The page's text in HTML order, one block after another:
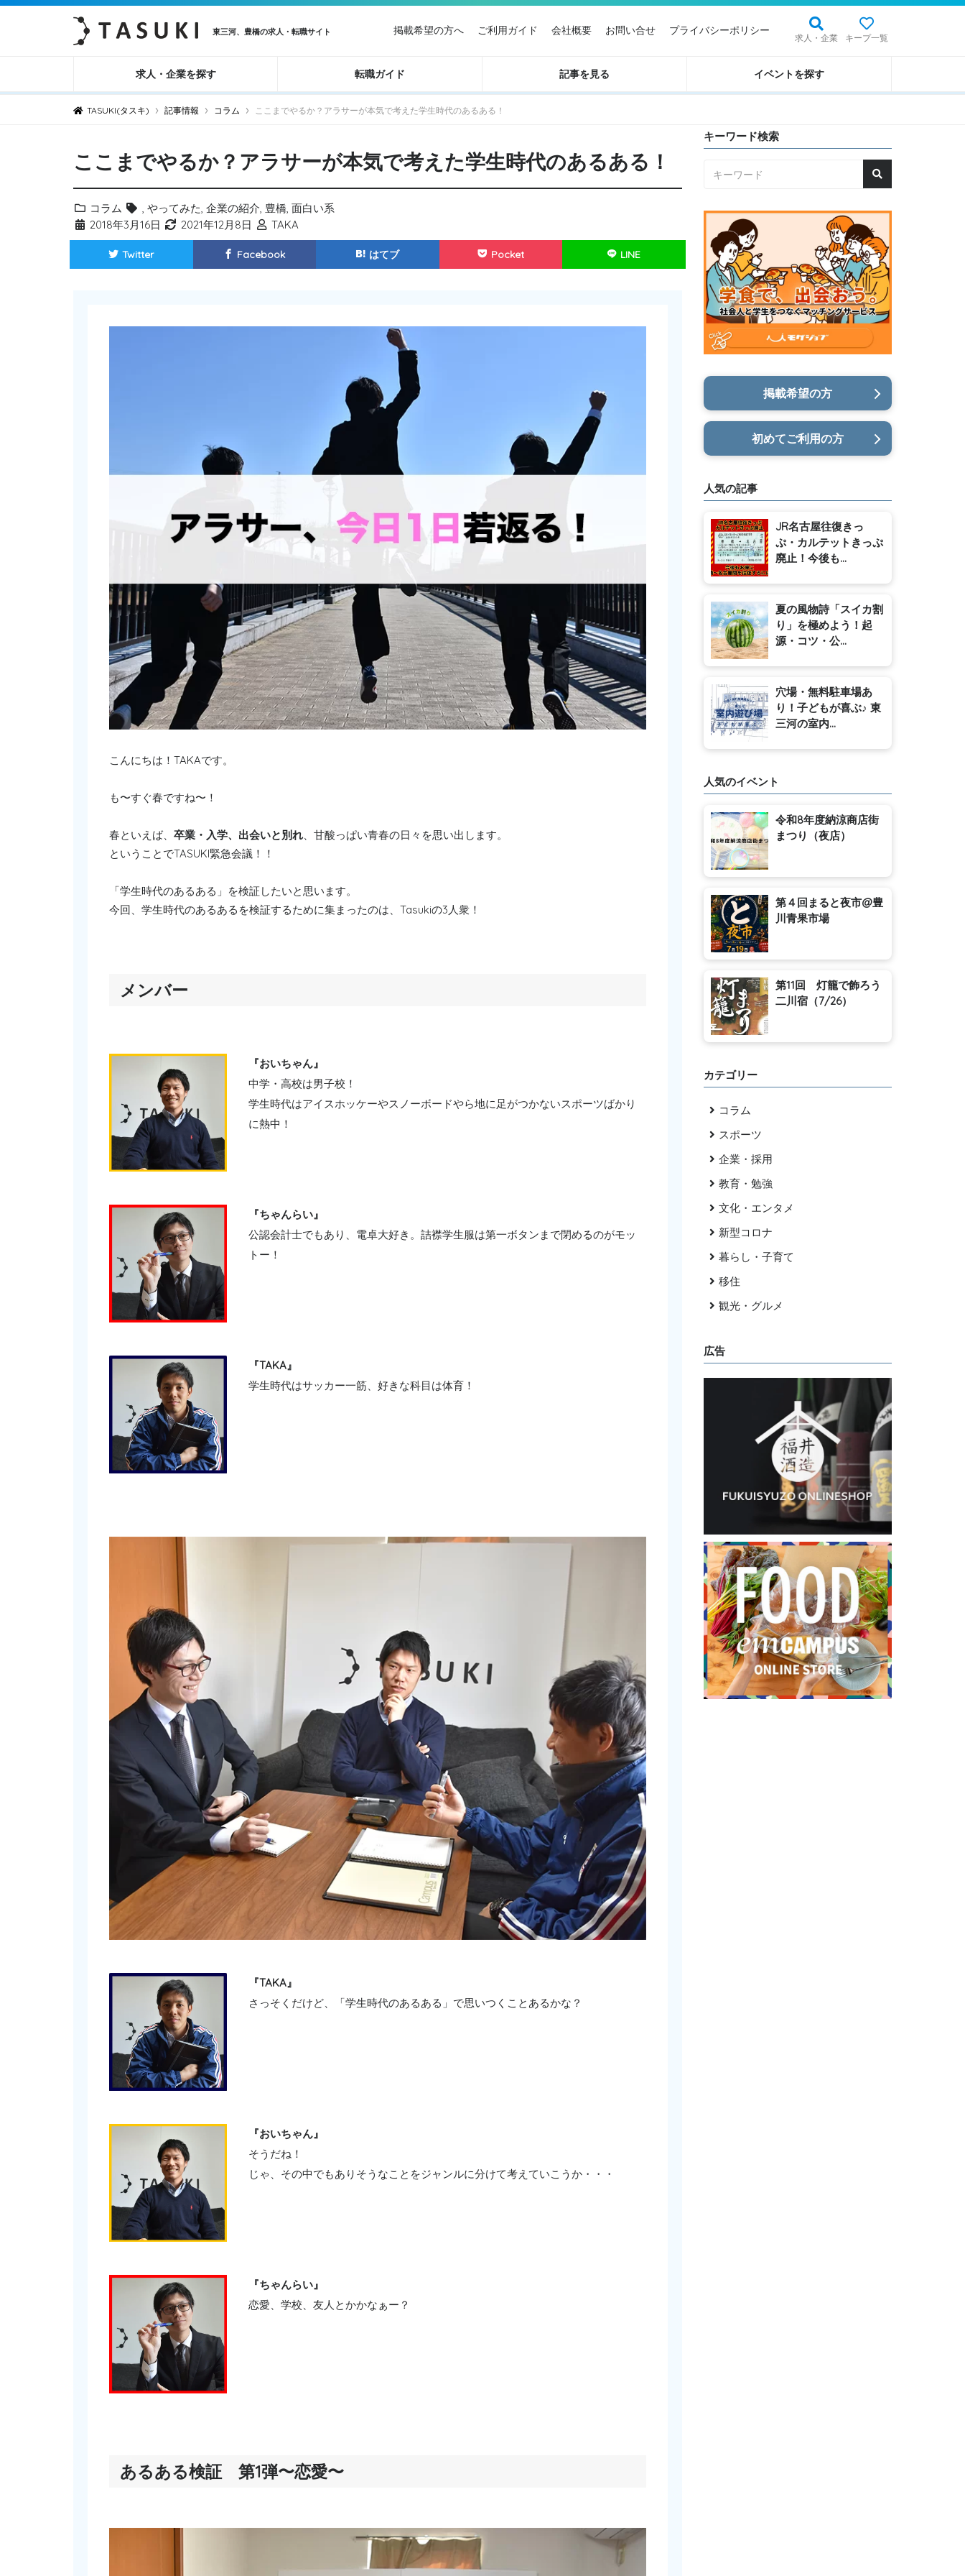
東三河、豊橋の求人・転職サイト
求人・企業 キープ一覧
掲載希望の方へ ご利用ガイド 会社概要 お問い合せ プライバシーポリシー
求人・企業を探す 転職ガイド 記事を見る イベントを探す
TASUKI(タスキ) › 記事情報 › コラム › ここまでやるか？アラサーが本気で考えた学生時代のあるある！
ここまでやるか？アラサーが本気で考えた学生時代のあるある！
コラム , やってみた, 企業の紹介, 豊橋, 面白い系
2018年3月16日
2021年12月8日 TAKA
Twitter Facebook はてブ Pocket LINE
こんにちは！TAKAです。
も〜すぐ春ですね〜！
春といえば、 卒業・入学、出会いと別れ 、甘酸っぱい青春の日々を思い出します。
ということでTASUKI緊急会議！！
「学生時代のあるある」を検証したいと思います。
今回、学生時代のあるあるを検証するために集まったのは、Tasukiの3人衆！
メンバー
『おいちゃん』
中学・高校は男子校！
学生時代はアイスホッケーやスノーボードやら地に足がつかないスポーツばかり
に熱中！
『ちゃんらい』
公認会計士でもあり、電卓大好き。詰襟学生服は第一ボタンまで閉めるのがモッ
トー！
『TAKA』
学生時代はサッカー一筋、好きな科目は体育！
『TAKA』
さっそくだけど、「学生時代のあるある」で思いつくことあるかな？
『おいちゃん』
そうだね！
じゃ、その中でもありそうなことをジャンルに分けて考えていこうか・・・
『ちゃんらい』
恋愛、学校、友人とかかなぁー？
あるある検証 第1弾〜恋愛〜
キーワード検索
掲載希望の方
初めてご利用の方
人気の記事
JR名古屋往復きっ
ぷ・カルテットきっぷ
廃止！今後も...
夏の風物詩「スイカ割
り」を極めよう！起
源・コツ・公...
穴場・無料駐車場あ
り！子どもが喜ぶ♪ 東
三河の室内...
人気のイベント
令和8年度納涼商店街
まつり（夜店）
第４回まると夜市@豊
川青果市場
第11回 灯籠で飾ろう
二川宿（7/26）
カテゴリー
コラム
スポーツ
企業・採用
教育・勉強
文化・エンタメ
新型コロナ
暮らし・子育て
移住
観光・グルメ
広告